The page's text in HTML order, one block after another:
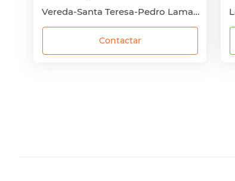
Vereda-Santa Teresa-Pedro Lamata-San Pedro Mortero, Albacete Capital, Albacete
Contactar